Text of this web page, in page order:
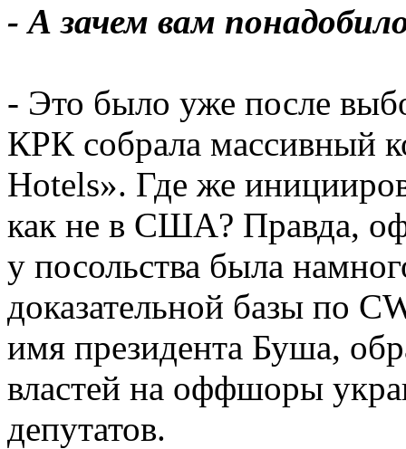
- А зачем вам
- Это было уже после
КРК собрала массивный
Hotels». Где же
как не в США? Правда,
у посольства была
доказательной базы по
имя президента Буша,
властей на оффшоры
депутатов.